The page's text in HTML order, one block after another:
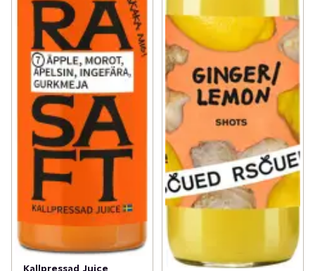
Kallpressad Juice